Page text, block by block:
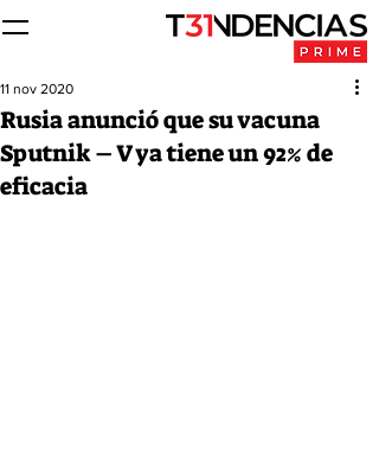
Rusia anunció que su vacuna
Sputnik – V ya tiene un 92% de
eficacia
11 nov 2020